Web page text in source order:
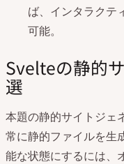
ば、インタラクテ
可能。
Svelteの静的
選
本題の静的サイトジェ
常に静的ファイルを生
能な状態にするには、